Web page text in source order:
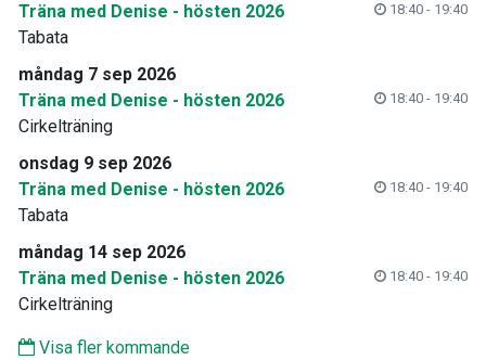
Träna med Denise - hösten 2026
18:40 - 19:40
Tabata
måndag 7 sep 2026
Träna med Denise - hösten 2026
18:40 - 19:40
Cirkelträning
onsdag 9 sep 2026
Träna med Denise - hösten 2026
18:40 - 19:40
Tabata
måndag 14 sep 2026
Träna med Denise - hösten 2026
18:40 - 19:40
Cirkelträning
Visa fler kommande